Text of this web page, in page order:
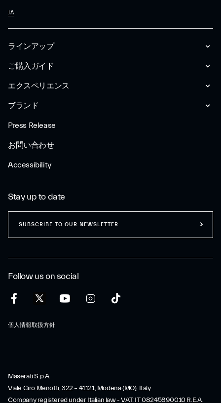
ラインアップ
ご購入ガイド
エクスペリエンス
ブランド
Press Release
お問い合わせ
Accessibility
JA
Follow us on social
個人情報取扱方針
Stay up to date
SUBSCRIBE TO OUR NEWSLETTER
Maserati S.p.A.
Viale Ciro Menotti, 322 – 41121, Modena (MO), Italy
Company registered under Italian law - VAT: IT 08245890010 R.E.A.